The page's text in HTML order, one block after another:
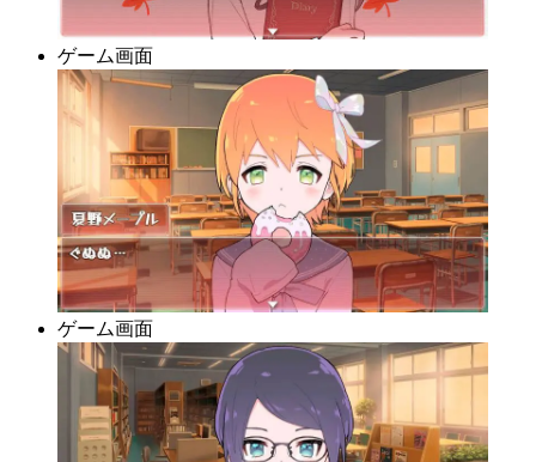
ゲーム画面
ゲーム画面